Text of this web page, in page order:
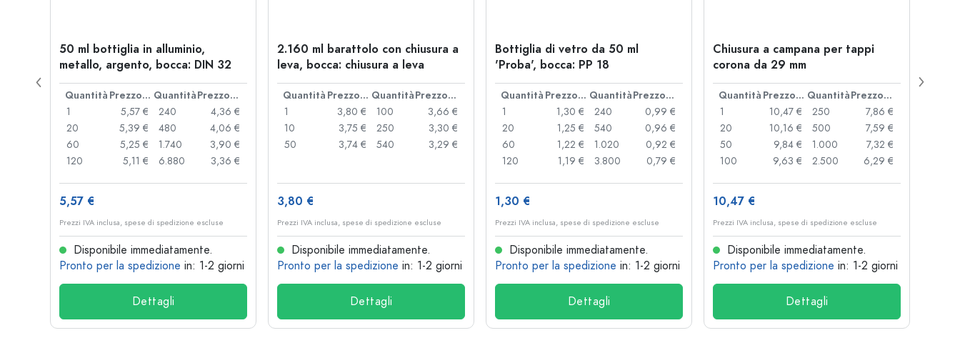
50 ml bottiglia in alluminio,
metallo, argento, bocca: DIN 32
Quantità Prezzo cad. Quantità
Prezzo cad.
1
5,57 €
20
5,39 €
60
5,25 €
120
5,11 €
240
4,36 €
480
4,06 €
1.740
3,90 €
6.880
3,36 €
5,57 €
Prezzi IVA inclusa, spese di spedizione escluse
Disponibile immediatamente.
Pronto per la spedizione in: 1-2 giorni
Dettagli
2.160 ml barattolo con chiusura a
leva, bocca: chiusura a leva
Quantità Prezzo cad. Quantità
Prezzo cad.
1
3,80 €
10
3,75 €
50
3,74 €
100
3,66 €
250
3,30 €
540
3,29 €
3,80 €
Prezzi IVA inclusa, spese di spedizione escluse
Disponibile immediatamente.
Pronto per la spedizione in: 1-2 giorni
Dettagli
Bottiglia di vetro da 50 ml
'Proba', bocca: PP 18
Quantità Prezzo cad. Quantità
Prezzo cad.
1
1,30 €
20
1,25 €
60
1,22 €
120
1,19 €
240
0,99 €
540
0,96 €
1.020
0,92 €
3.800
0,79 €
1,30 €
Prezzi IVA inclusa, spese di spedizione escluse
Disponibile immediatamente.
Pronto per la spedizione in: 1-2 giorni
Dettagli
Chiusura a campana per tappi
corona da 29 mm
Quantità Prezzo cad. Quantità
Prezzo cad.
1
10,47 €
20
10,16 €
50
9,84 €
100
9,63 €
250
7,86 €
500
7,59 €
1.000
7,32 €
2.500
6,29 €
10,47 €
Prezzi IVA inclusa, spese di spedizione escluse
Disponibile immediatamente.
Pronto per la spedizione in: 1-2 giorni
Dettagli